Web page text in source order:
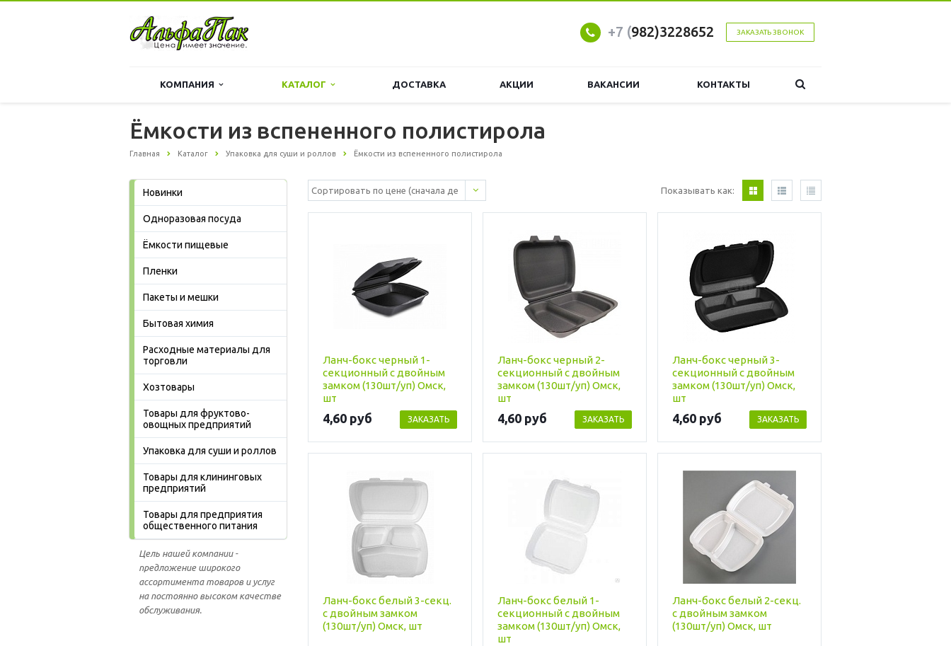
ЗАКАЗАТЬ ЗВОНОК
+7 (982)3228652
КОМПАНИЯ КАТАЛОГ ДОСТАВКА АКЦИИ ВАКАНСИИ КОНТАКТЫ
Ёмкости из вспененного полистирола
Главная Каталог Упаковка для суши и роллов Ёмкости из вспененного полистирола
Новинки
Одноразовая посуда
Ёмкости пищевые
Пленки
Пакеты и мешки
Бытовая химия
Расходные материалы для
торговли
Хозтовары
Товары для фруктово-
овощных предприятий
Упаковка для суши и роллов
Товары для клининговых
предприятий
Товары для предприятия
общественного питания
Цель нашей компании -
предложение широкого
ассортимента товаров и услуг
на постоянно высоком качестве
обслуживания.
Показывать как:
Ланч-бокс черный 1-
секционный с двойным
замком (130шт/уп) Омск,
шт
4,60 руб ЗАКАЗАТЬ
Ланч-бокс черный 2-
секционный с двойным
замком (130шт/уп) Омск,
шт
4,60 руб ЗАКАЗАТЬ
Ланч-бокс черный 3-
секционный с двойным
замком (130шт/уп) Омск,
шт
4,60 руб ЗАКАЗАТЬ
Ланч-бокс белый 3-секц.
с двойным замком
(130шт/уп) Омск, шт
Ланч-бокс белый 1-
секционный с двойным
замком (130шт/уп) Омск,
шт
Ланч-бокс белый 2-секц.
с двойным замком
(130шт/уп) Омск, шт